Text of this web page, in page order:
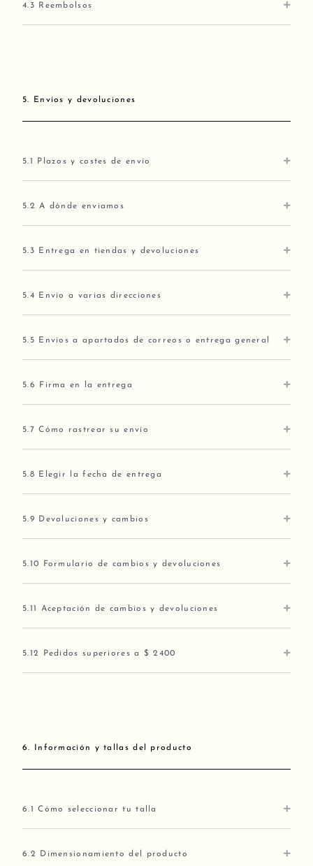
4.3 Reembolsos
5. Envíos y devoluciones
5.1 Plazos y costes de envío
5.2 A dónde enviamos
5.3 Entrega en tiendas y devoluciones
5.4 Envío a varias direcciones
5.5 Envíos a apartados de correos o entrega general
5.6 Firma en la entrega
5.7 Cómo rastrear su envío
5.8 Elegir la fecha de entrega
5.9 Devoluciones y cambios
5.10 Formulario de cambios y devoluciones
5.11 Aceptación de cambios y devoluciones
5.12 Pedidos superiores a $ 2400
6. Información y tallas del producto
6.1 Cómo seleccionar tu talla
6.2 Dimensionamiento del producto